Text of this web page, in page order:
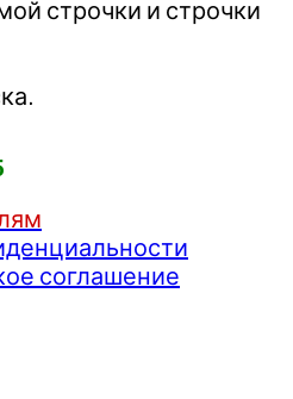
строчки и строчки
соглашение